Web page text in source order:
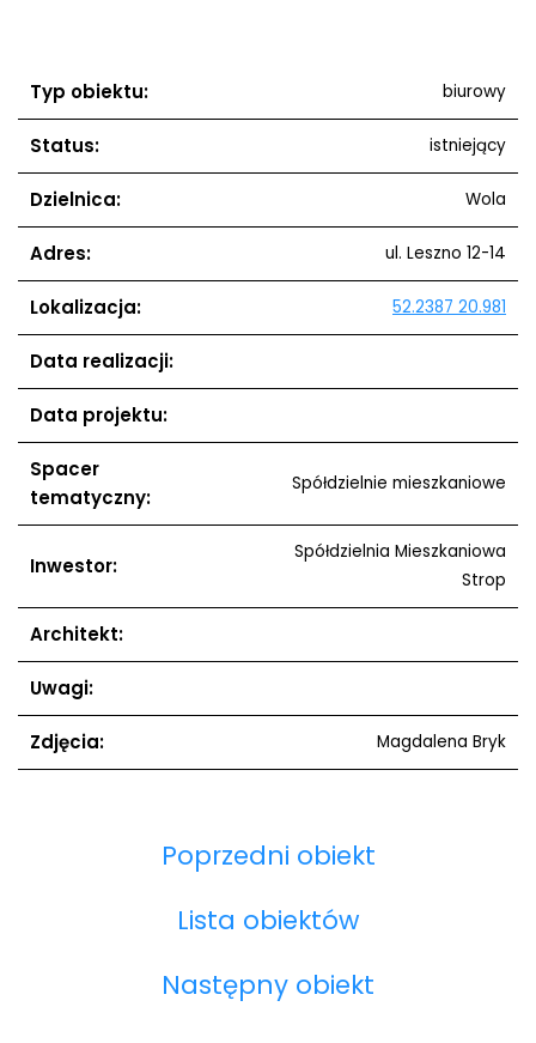
Typ obiektu: biurowy
Status: istniejący
Dzielnica: Wola
Adres: ul. Leszno 12-14
Lokalizacja: 52.2387 20.981
Data realizacji:
Data projektu:
Spacer
tematyczny:
Spółdzielnie mieszkaniowe
Inwestor:
Spółdzielnia Mieszkaniowa
Strop
Architekt:
Uwagi:
Zdjęcia: Magdalena Bryk
Poprzedni obiekt
Lista obiektów
Następny obiekt